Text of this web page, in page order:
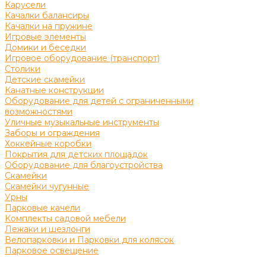
Карусели
Качалки балансиры
Качалки на пружине
Игровые элементы
Домики и беседки
Игровое оборудование (транспорт)
Столики
Детские скамейки
Канатные конструкции
Оборудование для детей с ограниченными
возможностями
Уличные музыкальные инструменты
Заборы и ограждения
Хоккейные коробки
Покрытия для детских площадок
Оборудование для благоустройства
Скамейки
Скамейки чугунные
Урны
Парковые качели
Комплекты садовой мебели
Лежаки и шезлонги
Велопарковки и Парковки для колясок
Парковое освещение